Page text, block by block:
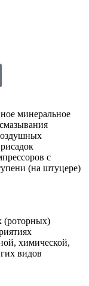
минеральное
с
(на штуцере)
(роторных)
химической,
видов